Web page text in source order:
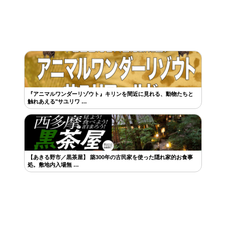
『アニマルワンダーリゾウト』キリンを間近に見れる、動物たちと
触れあえる"サユリワ …
【あきる野市／黒茶屋】 築300年の古民家を使った隠れ家的お食事
処。敷地内入場無 …